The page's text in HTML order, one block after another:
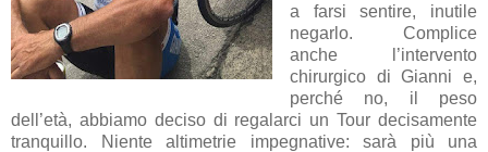
a farsi sentire, inutile
negarlo. Complice
anche l’intervento
chirurgico di Gianni e,
perché no, il peso
dell’età, abbiamo deciso di regalarci un Tour decisamente
tranquillo. Niente altimetrie impegnative: sarà più una